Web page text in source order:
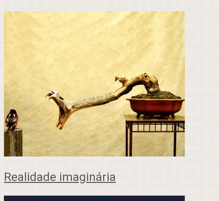
Realidade imaginária